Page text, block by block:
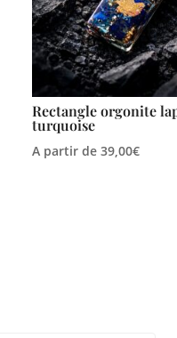
Rectangle orgonite
turquoise
A partir de39,00€